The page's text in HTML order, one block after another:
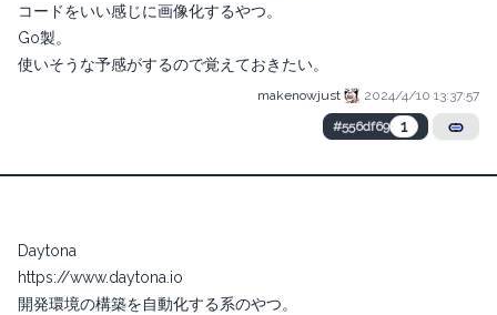
コードをいい感じに画像化するやつ。
Go製。
使いそうな予感がするので覚えておきたい。
makenowjust
2024/4/10 13:37:57
#556df69
1
Daytona
https://www.daytona.io
開発環境の構築を自動化する系のやつ。